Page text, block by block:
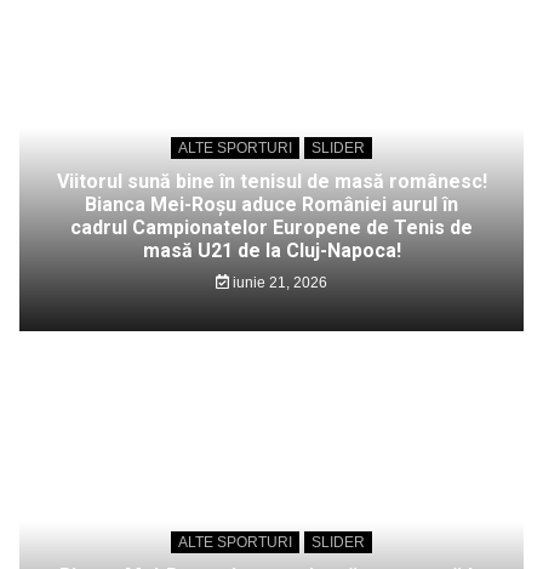
ALTE SPORTURI SLIDER
Viitorul sună bine în tenisul de masă românesc!
Bianca Mei-Roșu aduce României aurul în
cadrul Campionatelor Europene de Tenis de
masă U21 de la Cluj-Napoca!
iunie 21, 2026
ALTE SPORTURI SLIDER